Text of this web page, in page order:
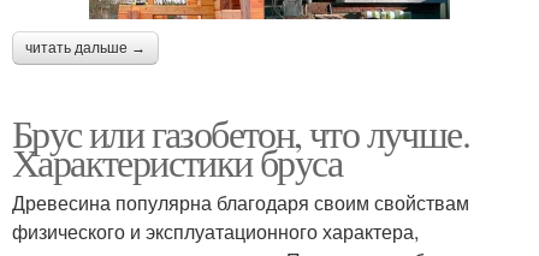
читать дальше →
Брус или газобетон, что лучше.
Характеристики бруса
Древесина популярна благодаря своим свойствам
физического и эксплуатационного характера,